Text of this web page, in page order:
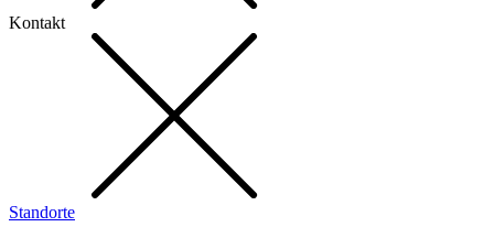
Kontakt
Standorte